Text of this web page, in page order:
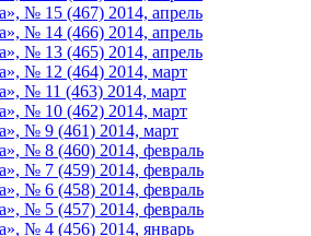
№ 15 (467) 2014, апрель
№ 14 (466) 2014, апрель
№ 13 (465) 2014, апрель
№ 12 (464) 2014, март
№ 11 (463) 2014, март
№ 10 (462) 2014, март
№ 9 (461) 2014, март
№ 8 (460) 2014, февраль
№ 7 (459) 2014, февраль
№ 6 (458) 2014, февраль
№ 5 (457) 2014, февраль
№ 4 (456) 2014, январь